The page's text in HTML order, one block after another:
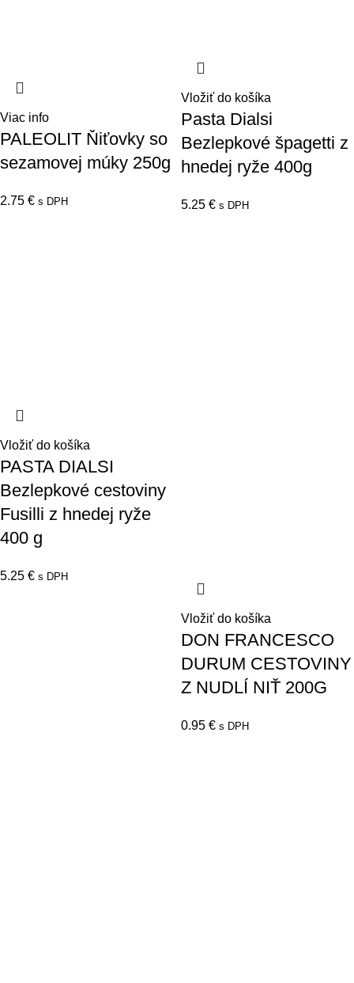
Viac info
PALEOLIT Ňiťovky so
sezamovej múky 250g
2.75 € s DPH
Vložiť do košíka
Pasta Dialsi
Bezlepkové špagetti z
hnedej ryže 400g
5.25 € s DPH
Vložiť do košíka
PASTA DIALSI
Bezlepkové cestoviny
Fusilli z hnedej ryže
400 g
5.25 € s DPH
Vložiť do košíka
DON FRANCESCO
DURUM CESTOVINY
Z NUDLÍ NIŤ 200G
0.95 € s DPH